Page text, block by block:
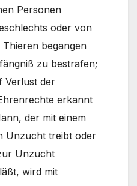
Personen
oder von
begangen
zu bestrafen;
Verlust der
erkannt
der mit einem
Unzucht treibt oder
Unzucht
wird mit